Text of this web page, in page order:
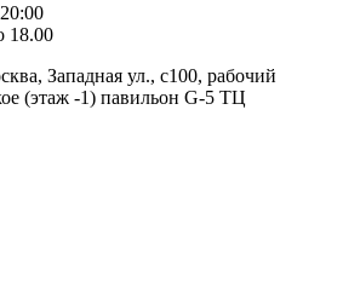
18.00
Западная ул., с100, рабочий
(этаж -1) павильон G-5 ТЦ